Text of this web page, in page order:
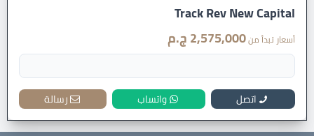
Track Rev New Capital
أسعار تبدأ من2,575,000 ج.م
اتصل واتساب رسالة